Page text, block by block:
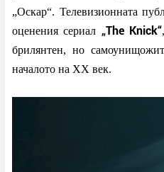
„Оскар“. Телевизионната
оценения сериал „The Knick“
брилянтен, но
началото на XX век.